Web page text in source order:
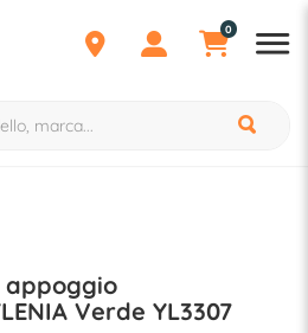
0
appoggio
Verde YL3307